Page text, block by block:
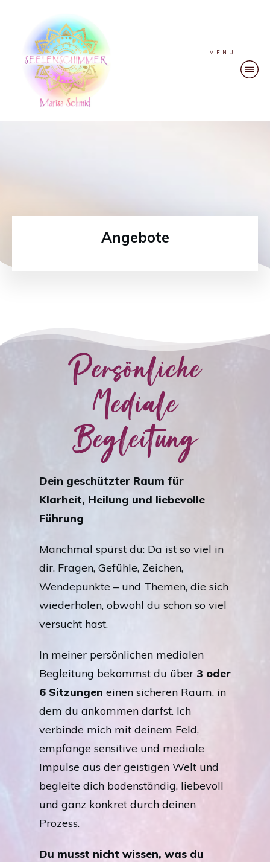
MENU
Angebote
Persönliche
Mediale
Begleitung
Dein geschützter Raum für
Klarheit, Heilung und liebevolle
Führung
Manchmal spürst du: Da ist so viel in
dir. Fragen, Gefühle, Zeichen,
Wendepunkte – und Themen, die sich
wiederholen, obwohl du schon so viel
versucht hast.
In meiner persönlichen medialen
Begleitung bekommst du über 3 oder
6 Sitzungen einen sicheren Raum, in
dem du ankommen darfst. Ich
verbinde mich mit deinem Feld,
empfange sensitive und mediale
Impulse aus der geistigen Welt und
begleite dich bodenständig, liebevoll
und ganz konkret durch deinen
Prozess.
Du musst nicht wissen, was du